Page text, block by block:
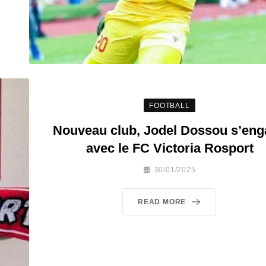
FOOTBALL
Nouveau club, Jodel Dossou
avec le FC Victoria Rosport
30/01/2025
READ MORE